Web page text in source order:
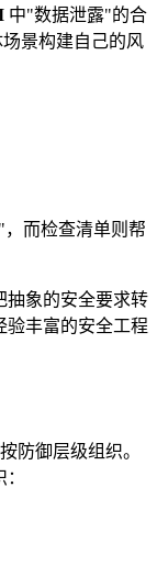
中"数据泄露"的合
景构建自己的风
而检查清单则帮
抽象的安全要求转
验丰富的安全工程
防御层级组织。